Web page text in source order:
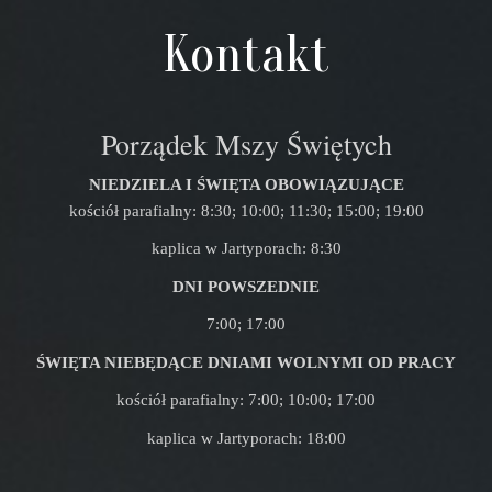
Kontakt
Porządek Mszy Świętych
NIEDZIELA I ŚWIĘTA OBOWIĄZUJĄCE
kościół parafialny: 8:30; 10:00; 11:30; 15:00; 19:00
kaplica w Jartyporach: 8:30
DNI POWSZEDNIE
7:00; 17:00
ŚWIĘTA NIEBĘDĄCE DNIAMI WOLNYMI OD PRACY
kościół parafialny: 7:00; 10:00; 17:00
kaplica w Jartyporach: 18:00